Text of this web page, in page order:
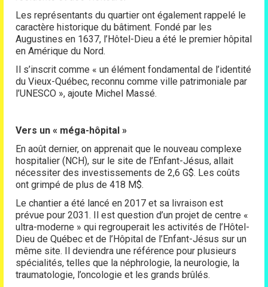
Les représentants du quartier ont également rappelé le
caractère historique du bâtiment. Fondé par les
Augustines en 1637, l’Hôtel-Dieu a été le premier hôpital
en Amérique du Nord.
Il s’inscrit comme « un élément fondamental de l’identité
du Vieux-Québec, reconnu comme ville patrimoniale par
l’UNESCO », ajoute Michel Massé.
Vers un « méga-hôpital »
En août dernier, on apprenait que le nouveau complexe
hospitalier (NCH), sur le site de l’Enfant-Jésus, allait
nécessiter des investissements de 2,6 G$. Les coûts
ont grimpé de plus de 418 M$.
Le chantier a été lancé en 2017 et sa livraison est
prévue pour 2031. Il est question d’un projet de centre «
ultra-moderne » qui regrouperait les activités de l’Hôtel-
Dieu de Québec et de l’Hôpital de l’Enfant-Jésus sur un
même site. Il deviendra une référence pour plusieurs
spécialités, telles que la néphrologie, la neurologie, la
traumatologie, l’oncologie et les grands brûlés.